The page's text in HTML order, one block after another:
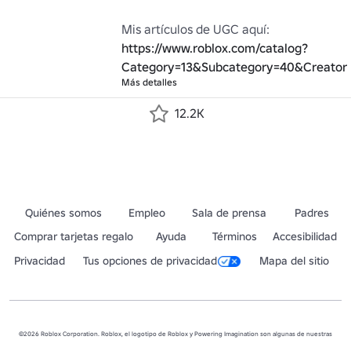
https://www.roblox.com/catalog?
Más detalles
12.2K
Quiénes somos Empleo Sala de prensa
Padres
Comprar tarjetas regalo
Ayuda Términos
Accesibilidad
Privacidad
Tus opciones de privacidad Mapa del sitio
©2026 Roblox Corporation. Roblox, el logotipo de Roblox y Powering Imagination son algunas de nuestras